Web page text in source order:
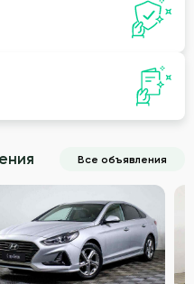
Все объявления
VIN проверен